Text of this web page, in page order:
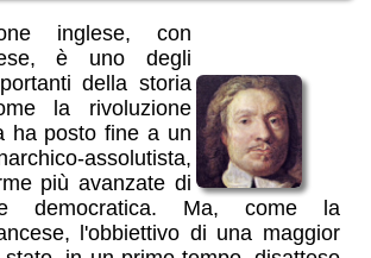
inglese, con
è uno degli
della storia
la rivoluzione
ha posto fine a un
assolutista,
più avanzate di
democratica. Ma, come la
l'obbiettivo di una maggior